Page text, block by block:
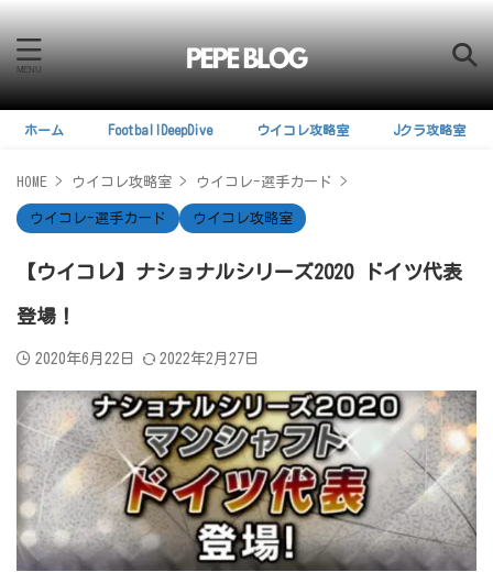
ホーム FootballDeepDive ウイコレ攻略室 Jクラ攻略室
HOME > ウイコレ攻略室 > ウイコレ-選手カード >
ウイコレ-選手カード ウイコレ攻略室
【ウイコレ】ナショナルシリーズ2020 ドイツ代表
登場！
2020年6月22日 2022年2月27日